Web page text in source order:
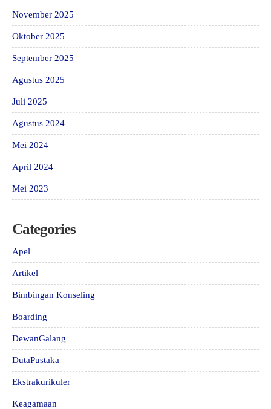
November 2025
Oktober 2025
September 2025
Agustus 2025
Juli 2025
Agustus 2024
Mei 2024
April 2024
Mei 2023
Categories
Apel
Artikel
Bimbingan Konseling
Boarding
DewanGalang
DutaPustaka
Ekstrakurikuler
Keagamaan